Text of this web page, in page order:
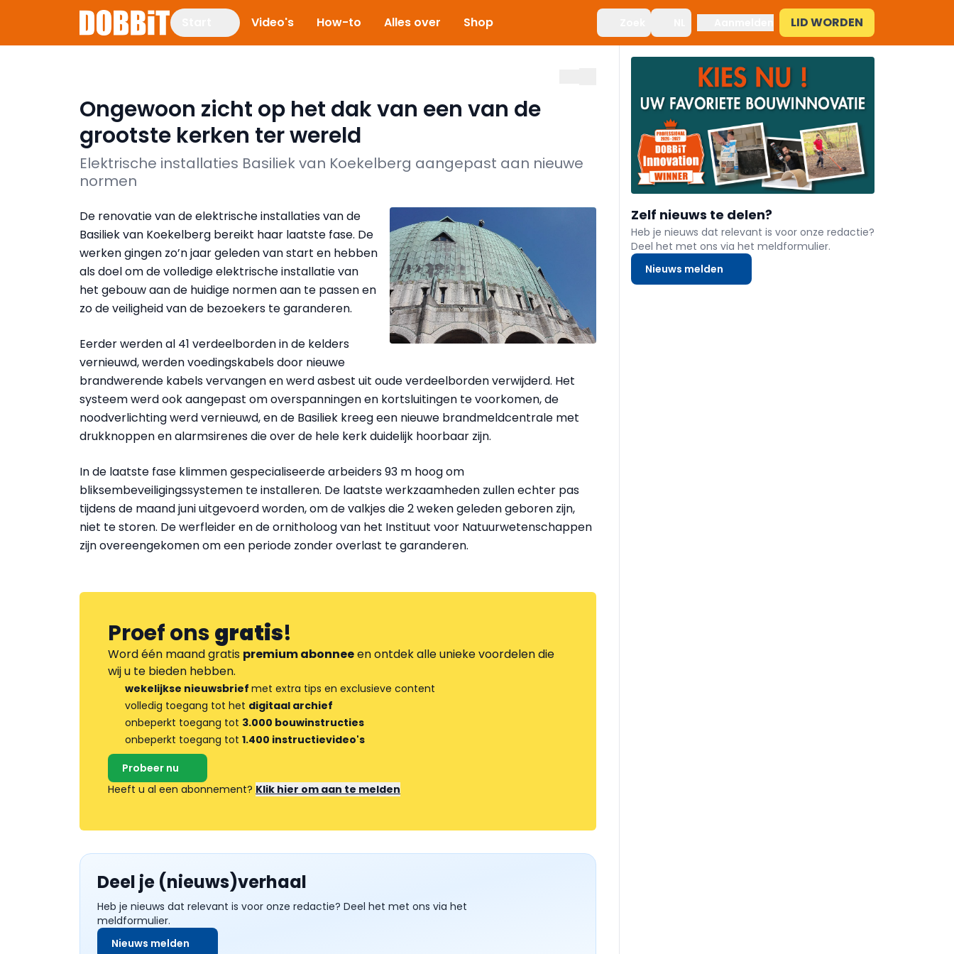
Video's How-to Alles over Shop LID WORDEN
Ongewoon zicht op het dak van een van de
grootste kerken ter wereld
Elektrische installaties Basiliek van Koekelberg aangepast aan nieuwe
normen
De renovatie van de elektrische installaties van de
Basiliek van Koekelberg bereikt haar laatste fase. De
werken gingen zo’n jaar geleden van start en hebben
als doel om de volledige elektrische installatie van
het gebouw aan de huidige normen aan te passen en
zo de veiligheid van de bezoekers te garanderen.
Eerder werden al 41 verdeelborden in de kelders
vernieuwd, werden voedingskabels door nieuwe
brandwerende kabels vervangen en werd asbest uit oude verdeelborden verwijderd. Het
systeem werd ook aangepast om overspanningen en kortsluitingen te voorkomen, de
noodverlichting werd vernieuwd, en de Basiliek kreeg een nieuwe brandmeldcentrale met
drukknoppen en alarmsirenes die over de hele kerk duidelijk hoorbaar zijn.
In de laatste fase klimmen gespecialiseerde arbeiders 93 m hoog om
bliksembeveiligingssystemen te installeren. De laatste werkzaamheden zullen echter pas
tijdens de maand juni uitgevoerd worden, om de valkjes die 2 weken geleden geboren zijn,
niet te storen. De werfleider en de ornitholoog van het Instituut voor Natuurwetenschappen
zijn overeengekomen om een periode zonder overlast te garanderen.
Proef onsgratis!
Word één maand gratis premium abonneeen ontdek alle unieke voordelen die
wij u te bieden hebben.
wekelijkse nieuwsbrief met extra tips en exclusieve content
volledig toegang tot het digitaal archief
onbeperkt toegang tot 3.000 bouwinstructies
onbeperkt toegang tot 1.400 instructievideo's
Probeer nu
Heeft u al een abonnement? Klik hier om aan te melden
Deel je (nieuws)verhaal
Heb je nieuws dat relevant is voor onze redactie? Deel het met ons via het
meldformulier.
Nieuws melden
Zelf nieuws te delen?
Heb je nieuws dat relevant is voor onze redactie?
Deel het met ons via het meldformulier.
Nieuws melden